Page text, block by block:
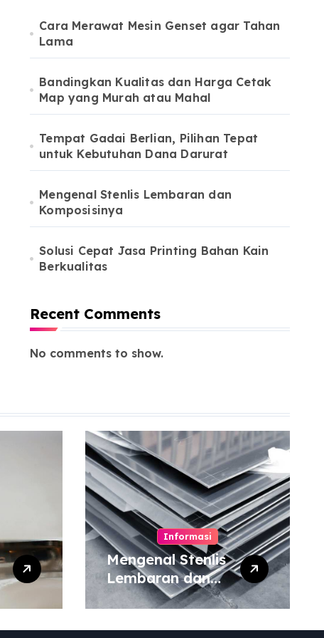
Cara Merawat Mesin Genset agar Tahan
Lama
Bandingkan Kualitas dan Harga Cetak
Map yang Murah atau Mahal
Tempat Gadai Berlian, Pilihan Tepat
untuk Kebutuhan Dana Darurat
Mengenal Stenlis Lembaran dan
Komposisinya
Solusi Cepat Jasa Printing Bahan Kain
Berkualitas
Recent Comments
No comments to show.
Informasi
Mengenal Stenlis
Lembaran dan
Komposisinya